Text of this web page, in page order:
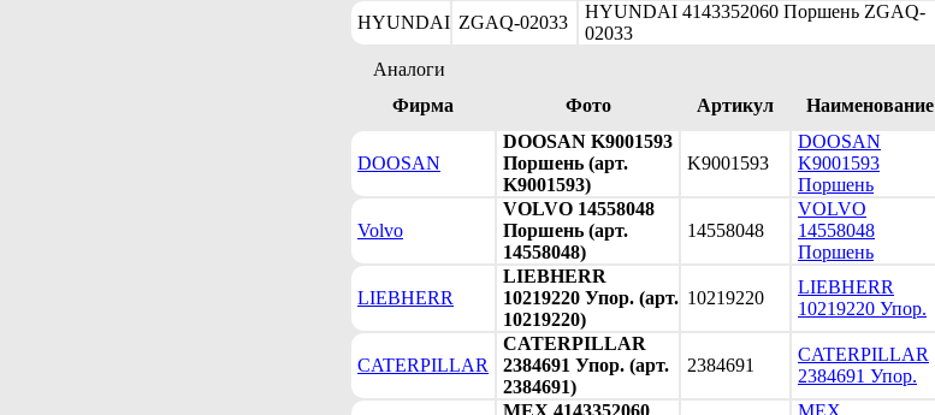
HYUNDAI ZGAQ-02033
HYUNDAI 4143352060 Поршень ZGAQ-
02033
Аналоги
Фирма
Фото Артикул Наименование
DOOSAN
DOOSAN K9001593
Поршень (арт.
K9001593)
K9001593
DOOSAN
K9001593
Поршень
Volvo
VOLVO 14558048
Поршень (арт.
14558048)
14558048
VOLVO
14558048
Поршень
LIEBHERR
LIEBHERR
10219220 Упор. (арт.
10219220)
10219220
LIEBHERR
10219220 Упор.
CATERPILLAR
CATERPILLAR
2384691 Упор. (арт.
2384691)
2384691
CATERPILLAR
2384691 Упор.
MEX 4143352060 MEX